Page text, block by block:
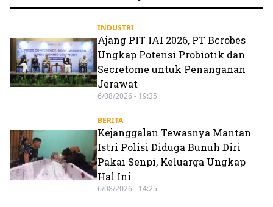
INDUSTRI
Ajang PIT IAI 2026, PT Bcrobes
Ungkap Potensi Probiotik dan
Secretome untuk Penanganan
Jerawat
6/08/2026 - 19:35
BERITA
Kejanggalan Tewasnya Mantan
Istri Polisi Diduga Bunuh Diri
Pakai Senpi, Keluarga Ungkap
Hal Ini
6/08/2026 - 14:25